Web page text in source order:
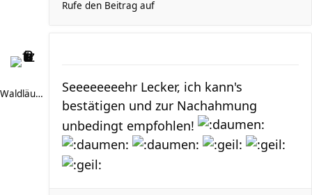
Rufe den Beitrag auf
Waldläufer 66
Seeeeeeeehr Lecker, ich kann's
bestätigen und zur Nachahmung
unbedingt empfohlen!